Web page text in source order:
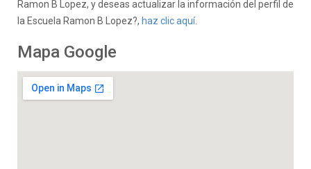
Ramon B Lopez, y deseas actualizar la información del perfil de
la Escuela Ramon B Lopez?, haz clic aquí.
Mapa Google